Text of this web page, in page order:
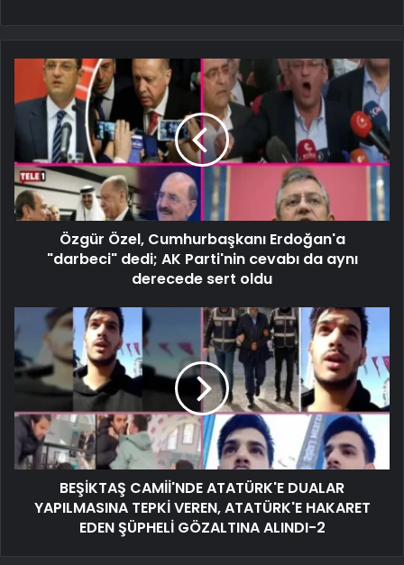
Özgür Özel, Cumhurbaşkanı Erdoğan'a
"darbeci" dedi; AK Parti'nin cevabı da aynı
derecede sert oldu
BEŞİKTAŞ CAMİİ'NDE ATATÜRK'E DUALAR
YAPILMASINA TEPKİ VEREN, ATATÜRK'E HAKARET
EDEN ŞÜPHELİ GÖZALTINA ALINDI-2